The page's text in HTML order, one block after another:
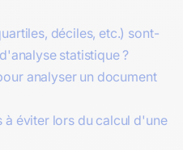
déciles, etc.) sont-
statistique ?
analyser un document
à éviter lors du calcul d'une